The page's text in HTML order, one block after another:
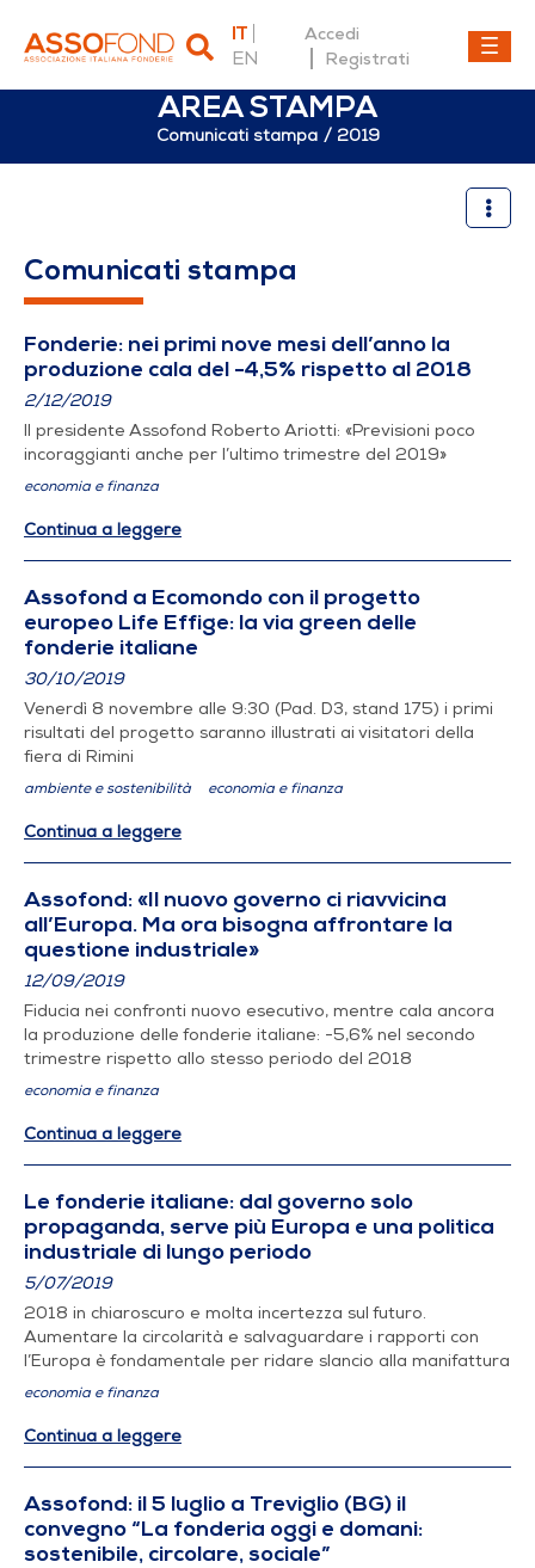
IT
EN
Accedi
Registrati
AREA STAMPA
Comunicati stampa 2019
Comunicati stampa
Fonderie: nei primi nove mesi dell’anno la
produzione cala del -4,5% rispetto al 2018
2/12/2019
Il presidente Assofond Roberto Ariotti: «Previsioni poco
incoraggianti anche per l’ultimo trimestre del 2019»
economia e finanza
Continua a leggere
Assofond a Ecomondo con il progetto
europeo Life Effige: la via green delle
fonderie italiane
30/10/2019
Venerdì 8 novembre alle 9:30 (Pad. D3, stand 175) i primi
risultati del progetto saranno illustrati ai visitatori della
fiera di Rimini
ambiente e sostenibilità economia e finanza
Continua a leggere
Assofond: «Il nuovo governo ci riavvicina
all’Europa. Ma ora bisogna affrontare la
questione industriale»
12/09/2019
Fiducia nei confronti nuovo esecutivo, mentre cala ancora
la produzione delle fonderie italiane: -5,6% nel secondo
trimestre rispetto allo stesso periodo del 2018
economia e finanza
Continua a leggere
Le fonderie italiane: dal governo solo
propaganda, serve più Europa e una politica
industriale di lungo periodo
5/07/2019
2018 in chiaroscuro e molta incertezza sul futuro.
Aumentare la circolarità e salvaguardare i rapporti con
l’Europa è fondamentale per ridare slancio alla manifattura
economia e finanza
Continua a leggere
Assofond: il 5 luglio a Treviglio (BG) il
convegno “La fonderia oggi e domani:
sostenibile, circolare, sociale”